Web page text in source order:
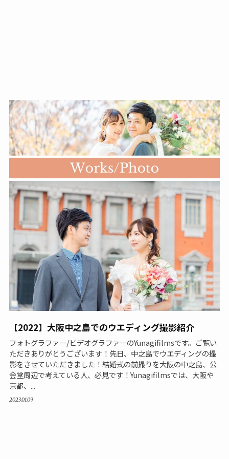
【2022】大阪中之島でのウエディング撮影紹介
フォトグラファー/ビデオグラファーのYunagifilmsです。ご覧い
ただきありがとうございます！先日、中之島でウエディングの撮
影をさせていただきました！結婚式の前撮りを大阪の中之島、公
会堂周辺で考えている人、必見です！Yunagifilmsでは、大阪や
京都、...
2023.01.09